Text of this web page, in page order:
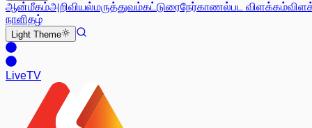
ஆன்மீகம்அறிவியல்மருத்துவம்கட்டுரைநேர்காணல்பட விளக்கம்
நாளிதழ்
Light Theme
LiveTV